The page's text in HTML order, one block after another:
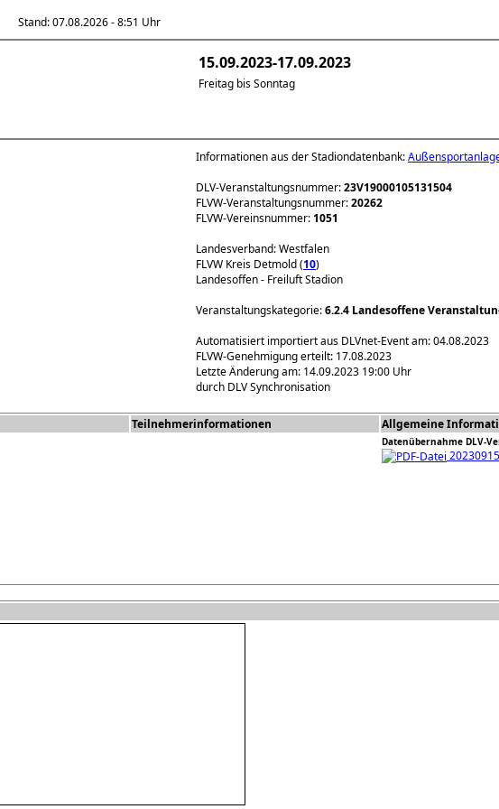
Stand: 07.08.2026 - 8:51 Uhr
15.09.2023-17.09.2023
Freitag bis Sonntag
Informationen aus der Stadiondatenbank:
DLV-Veranstaltungsnummer:23V19000105131504
FLVW-Veranstaltungsnummer:20262
FLVW-Vereinsnummer:1051
Landesverband: Westfalen
FLVW Kreis Detmold (10)
Landesoffen - Freiluft Stadion
Veranstaltungskategorie:6.2.4 Landesoffene
Automatisiert importiert aus DLVnet-Event am: 04.08.2023
FLVW-Genehmigung erteilt: 17.08.2023
Letzte Änderung am: 14.09.2023 19:00 Uhr
durch DLV Synchronisation
Teilnehmerinformationen Allgemeine
Datenübernahme DLV-